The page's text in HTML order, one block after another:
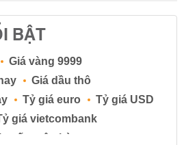
BẬT
Giá vàng 9999
Giá dầu thô
Tỷ giá euro
Tỷ giá USD
giá vietcombank
suất ngân hàng